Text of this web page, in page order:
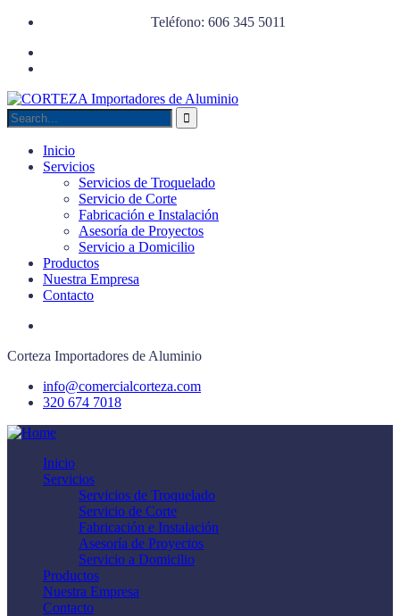
Teléfono: 606 345 5011
Inicio
Servicios
Servicios de Troquelado
Servicio de Corte
Fabricación e Instalación
Asesoría de Proyectos
Servicio a Domicilio
Productos
Nuestra Empresa
Contacto
Corteza Importadores de Aluminio
info@comercialcorteza.com
320 674 7018
Inicio
Servicios
Servicios de Troquelado
Servicio de Corte
Fabricación e Instalación
Asesoría de Proyectos
Servicio a Domicilio
Productos
Nuestra Empresa
Contacto